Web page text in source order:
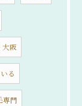
大阪
る
専門